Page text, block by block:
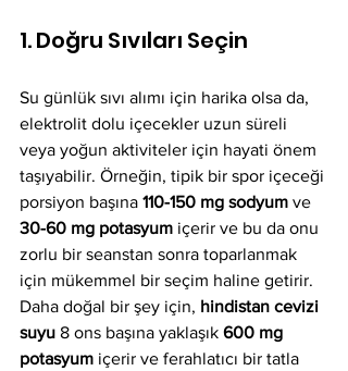
1. Doğru Sıvıları Seçin
Su günlük sıvı alımı için harika olsa da,
elektrolit dolu içecekler uzun süreli
veya yoğun aktiviteler için hayati önem
taşıyabilir. Örneğin, tipik bir spor içeceği
porsiyon başına 110-150 mg sodyum ve
30-60 mg potasyum içerir ve bu da onu
zorlu bir seanstan sonra toparlanmak
için mükemmel bir seçim haline getirir.
Daha doğal bir şey için, hindistan cevizi
suyu 8 ons başına yaklaşık 600 mg
potasyum içerir ve ferahlatıcı bir tatla